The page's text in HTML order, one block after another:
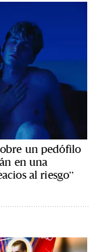
un pedófilo
en una
al riesgo”